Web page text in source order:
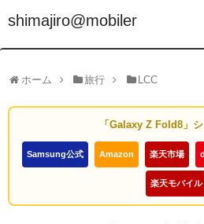
shimajiro@mobiler
ホーム 旅行 LCC
「Galaxy Z Fold8」
Samsung公式 Amazon 楽天市場
楽天モバイル